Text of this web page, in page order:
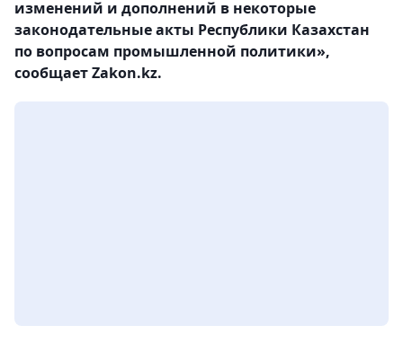
изменений и дополнений в некоторые
законодательные акты Республики Казахстан
по вопросам промышленной политики»,
сообщает Zakon.kz.